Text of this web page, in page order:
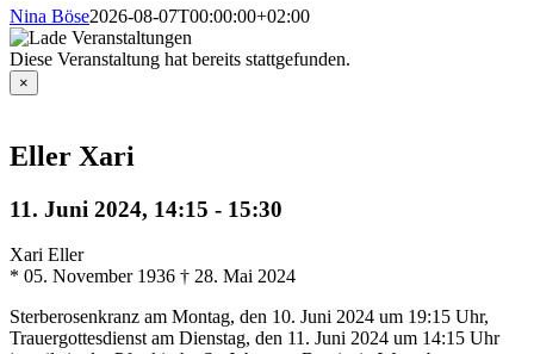
Nina Böse2026-08-07T00:00:00+02:00
Diese Veranstaltung hat bereits stattgefunden.
×
Eller Xari
11. Juni 2024, 14:15 - 15:30
Xari Eller
* 05. November 1936 † 28. Mai 2024
Sterberosenkranz am Montag, den 10. Juni 2024 um 19:15 Uhr,
Trauergottesdienst am Dienstag, den 11. Juni 2024 um 14:15 Uhr